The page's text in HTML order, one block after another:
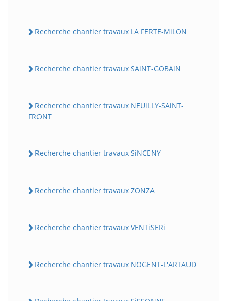
Recherche chantier travaux LA FERTE-MiLON
Recherche chantier travaux SAiNT-GOBAiN
Recherche chantier travaux NEUiLLY-SAiNT-
FRONT
Recherche chantier travaux SiNCENY
Recherche chantier travaux ZONZA
Recherche chantier travaux VENTiSERi
Recherche chantier travaux NOGENT-L'ARTAUD